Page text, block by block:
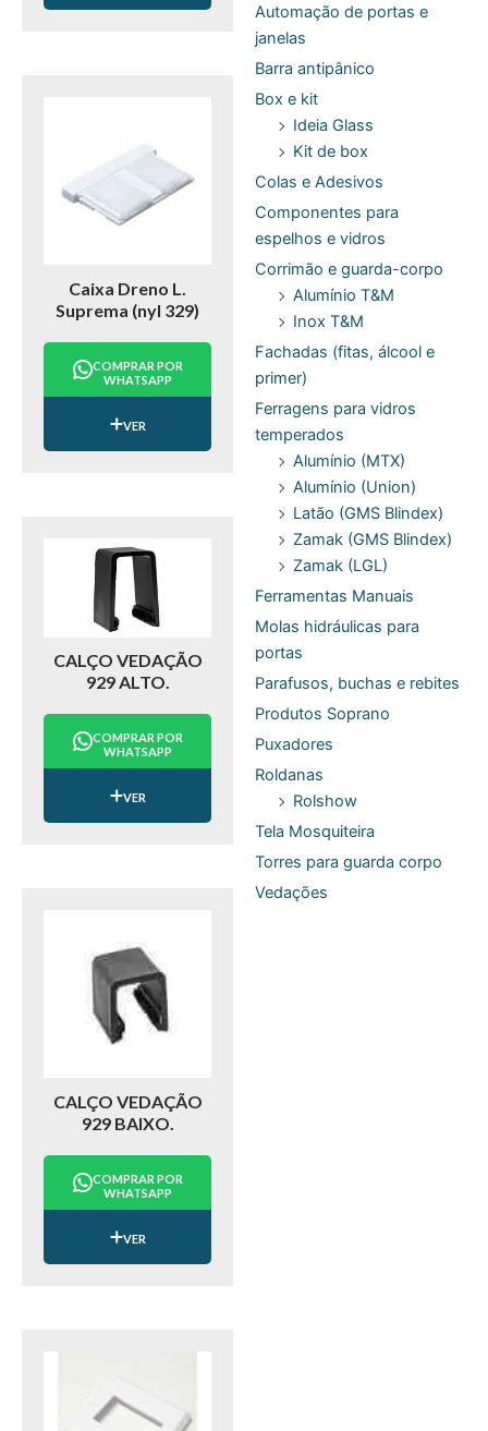
Automação de portas e
janelas
Barra antipânico
Box e kit
Ideia Glass
Kit de box
Colas e Adesivos
Componentes para
espelhos e vidros
Corrimão e guarda-corpo
Alumínio T&M
Inox T&M
Fachadas (fitas, álcool e
primer)
Ferragens para vidros
temperados
Alumínio (MTX)
Alumínio (Union)
Latão (GMS Blindex)
Zamak (GMS Blindex)
Zamak (LGL)
Ferramentas Manuais
Molas hidráulicas para
portas
Parafusos, buchas e rebites
Produtos Soprano
Puxadores
Roldanas
Rolshow
Tela Mosquiteira
Torres para guarda corpo
Vedações
Caixa Dreno L.
Suprema (nyl 329)
COMPRAR POR
WHATSAPP
VER
CALÇO VEDAÇÃO
929 ALTO.
COMPRAR POR
WHATSAPP
VER
CALÇO VEDAÇÃO
929 BAIXO.
COMPRAR POR
WHATSAPP
VER